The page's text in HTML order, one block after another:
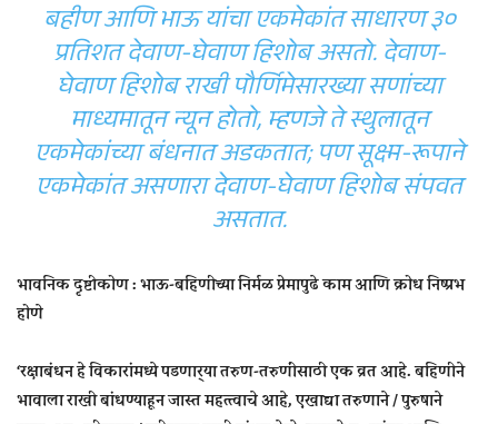
बहीण आणि भाऊ यांचा एकमेकांत साधारण ३०
प्रतिशत देवाण-घेवाण हिशोब असतो. देवाण-
घेवाण हिशोब राखी पौर्णिमेसारख्या सणांच्या
माध्यमातून न्यून होतो, म्हणजे ते स्थुलातून
एकमेकांच्या बंधनात अडकतात; पण सूक्ष्म-रूपाने
एकमेकांत असणारा देवाण-घेवाण हिशोब संपवत
असतात.
भावनिक दृष्टीकोण : भाऊ-बहिणीच्या निर्मळ प्रेमापुढे काम आणि क्रोध निष्प्रभ
होणे
‘रक्षाबंधन हे विकारांमध्ये पडणार्‍या तरुण-तरुणींसाठी एक व्रत आहे. बहिणीने
भावाला राखी बांधण्याहून जास्त महत्त्वाचे आहे, एखाद्या तरुणाने / पुरुषाने